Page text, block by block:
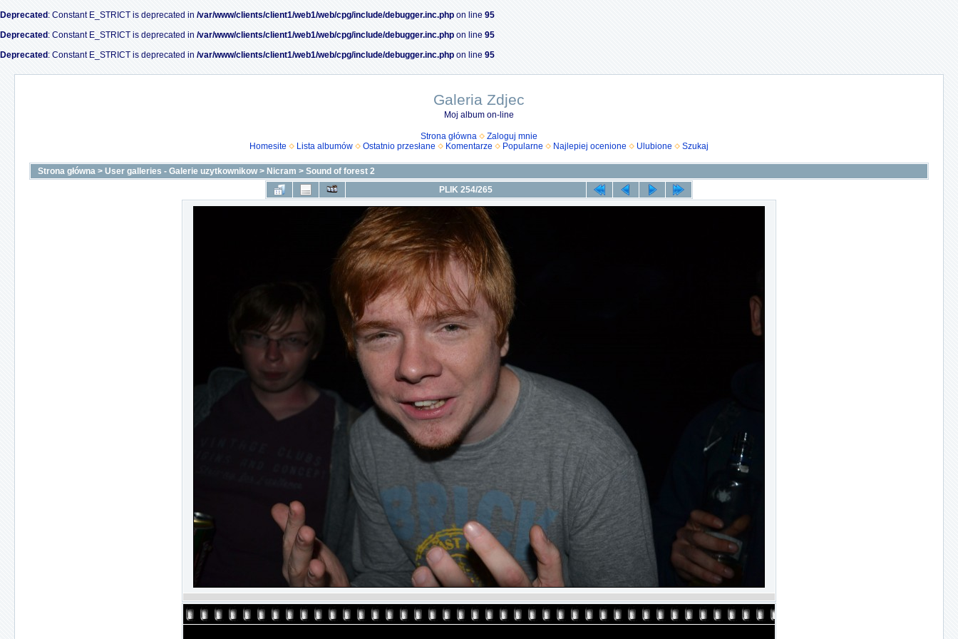
Deprecated : Constant E_STRICT is deprecated in /var/www/clients/client1/web1/web/cpg/include/debugger.inc.php on line 95
Deprecated : Constant E_STRICT is deprecated in /var/www/clients/client1/web1/web/cpg/include/debugger.inc.php on line 95
Deprecated : Constant E_STRICT is deprecated in /var/www/clients/client1/web1/web/cpg/include/debugger.inc.php on line 95
Galeria Zdjec
Moj album on-line
Strona główna
Zaloguj mnie
Homesite
Lista albumów Ostatnio przesłane Komentarze Popularne Najlepiej ocenione Ulubione Szukaj
Strona główna > User galleries - Galerie uzytkownikow> Nicram > Sound of forest 2
PLIK 254/265